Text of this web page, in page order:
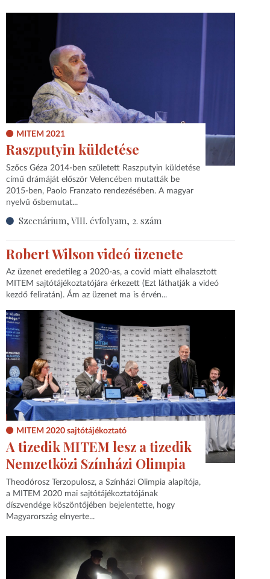
MITEM 2021
Raszputyin küldetése
Szőcs Géza 2014-ben született Raszputyin küldetése
című drámáját először Velencében mutatták be
2015-ben, Paolo Franzato rendezésében. A magyar
nyelvű ősbemutat...
Szcenárium, VIII. évfolyam, 2. szám
Robert Wilson videó üzenete
Az üzenet eredetileg a 2020-as, a covid miatt elhalasztott
MITEM sajtótájékoztatójára érkezett (Ezt láthatják a videó
kezdő feliratán). Ám az üzenet ma is érvén...
MITEM 2020 sajtótájékoztató
A tizedik MITEM lesz a tizedik
Nemzetközi Színházi Olimpia
Theodórosz Terzopulosz, a Színházi Olimpia alapítója,
a MITEM 2020 mai sajtótájékoztatójának
díszvendége köszöntőjében bejelentette, hogy
Magyarország elnyerte...